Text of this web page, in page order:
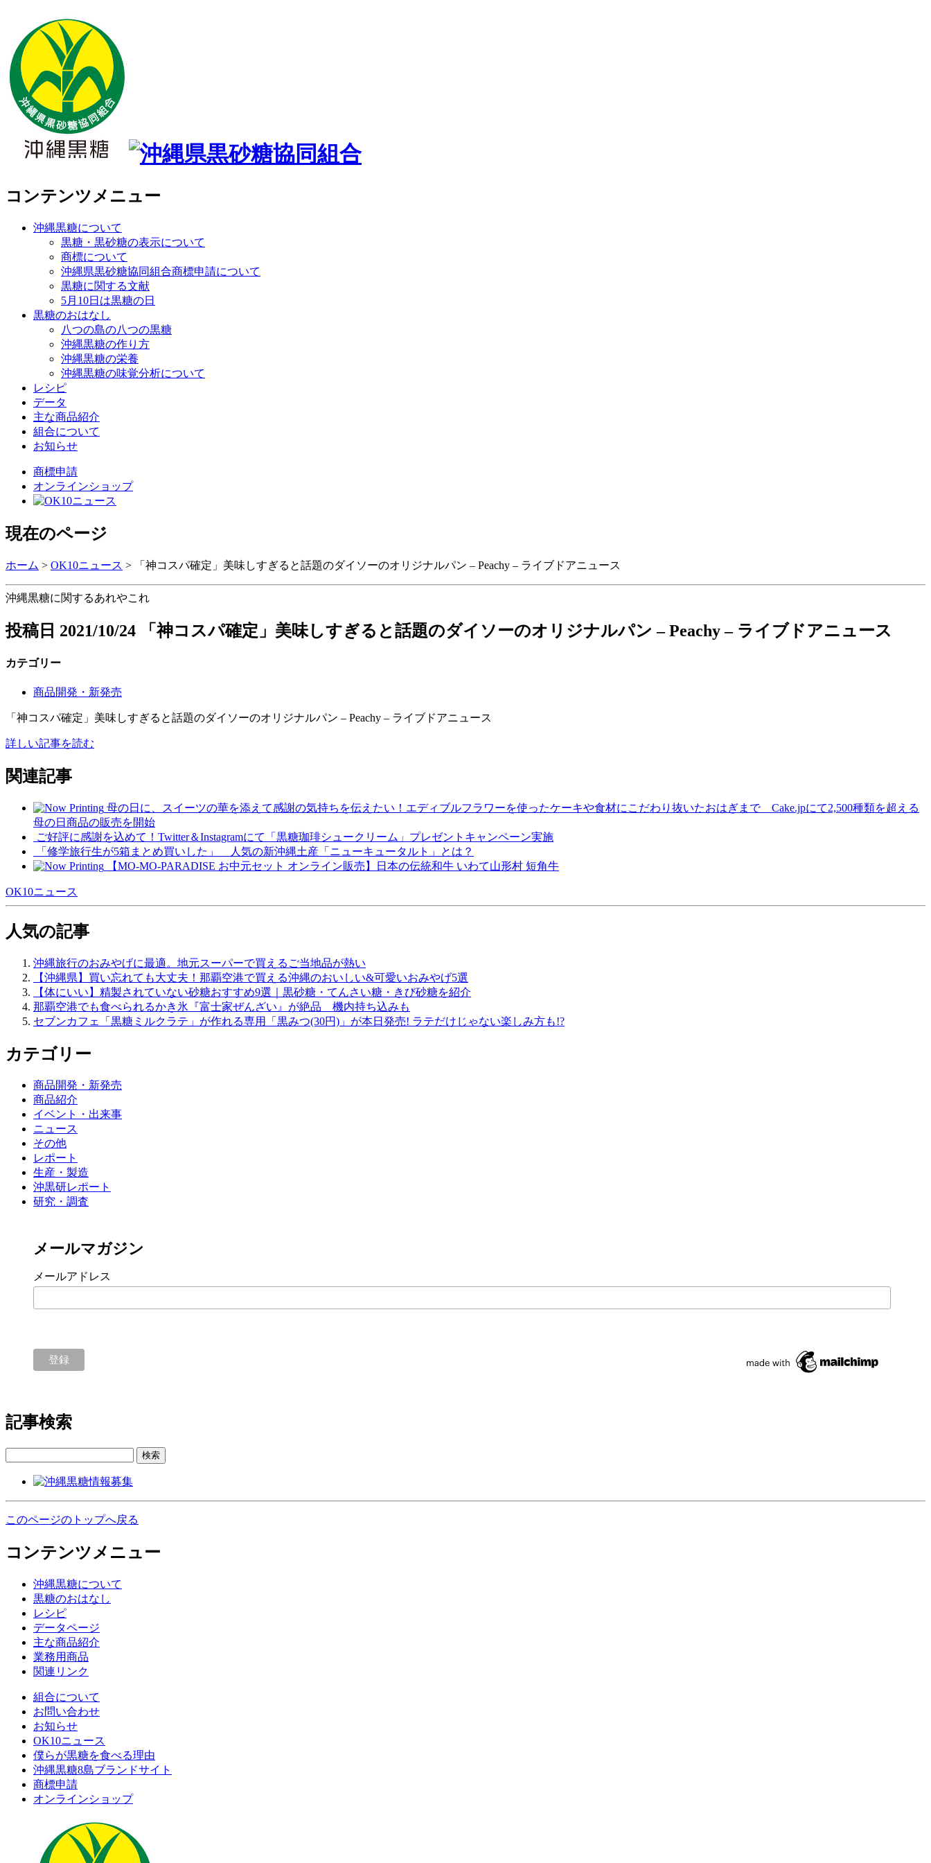
コンテンツメニュー
沖縄黒糖について
黒糖・黒砂糖の表示について
商標について
沖縄県黒砂糖協同組合商標申請について
黒糖に関する文献
5月10日は黒糖の日
黒糖のおはなし
八つの島の八つの黒糖
沖縄黒糖の作り方
沖縄黒糖の栄養
沖縄黒糖の味覚分析について
レシピ
データ
主な商品紹介
組合について
お知らせ
商標申請
オンラインショップ
現在のページ
ホーム > OK10ニュース > 「神コスパ確定」美味しすぎると話題のダイソーのオリジナルパン – Peachy – ライブドアニュース
沖縄黒糖に関するあれやこれ
投稿日 2021/10/24 「神コスパ確定」美味しすぎると話題のダイソーのオリジナルパン – Peachy – ライブドアニュース
カテゴリー
商品開発・新発売
「神コスパ確定」美味しすぎると話題のダイソーのオリジナルパン – Peachy – ライブドアニュース
詳しい記事を読む
関連記事
母の日に、スイーツの華を添えて感謝の気持ちを伝えたい！エディブルフラワーを使ったケーキや食材にこだわり抜いたおはぎまで Cake.jpにて2,500種類を超える
母の日商品の販売を開始
ご好評に感謝を込めて！Twitter＆Instagramにて「黒糖珈琲シュークリーム」プレゼントキャンペーン実施
「修学旅行生が5箱まとめ買いした」 人気の新沖縄土産「ニューキュータルト」とは？
【MO-MO-PARADISE お中元セット オンライン販売】日本の伝統和牛 いわて山形村 短角牛
OK10ニュース
人気の記事
沖縄旅行のおみやげに最適。地元スーパーで買えるご当地品が熱い
【沖縄県】買い忘れても大丈夫！那覇空港で買える沖縄のおいしい&可愛いおみやげ5選
【体にいい】精製されていない砂糖おすすめ9選｜黒砂糖・てんさい糖・きび砂糖を紹介
那覇空港でも食べられるかき氷『富士家ぜんざい』が絶品 機内持ち込みも
セブンカフェ「黒糖ミルクラテ」が作れる専用「黒みつ(30円)」が本日発売! ラテだけじゃない楽しみ方も!?
カテゴリー
商品開発・新発売
商品紹介
イベント・出来事
ニュース
その他
レポート
生産・製造
沖黒研レポート
研究・調査
メールマガジン
メールアドレス
記事検索
検索
このページのトップへ戻る
コンテンツメニュー
沖縄黒糖について
黒糖のおはなし
レシピ
データページ
主な商品紹介
業務用商品
関連リンク
組合について
お問い合わせ
お知らせ
OK10ニュース
僕らが黒糖を食べる理由
沖縄黒糖8島ブランドサイト
商標申請
オンラインショップ